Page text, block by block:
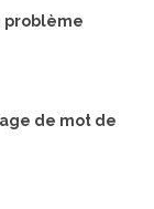
problème
de mot de